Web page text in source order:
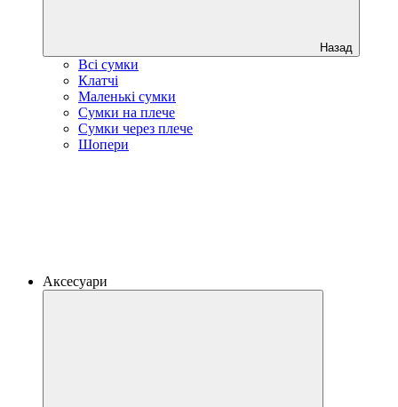
Назад
Всі сумки
Клатчі
Маленькі сумки
Сумки на плече
Сумки через плече
Шопери
Аксесуари